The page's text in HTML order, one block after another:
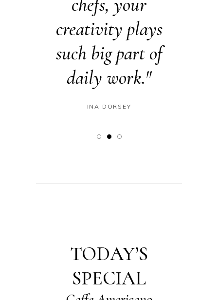
creativity plays
such big part of
daily work."
INA DORSEY
TODAY’S
SPECIAL